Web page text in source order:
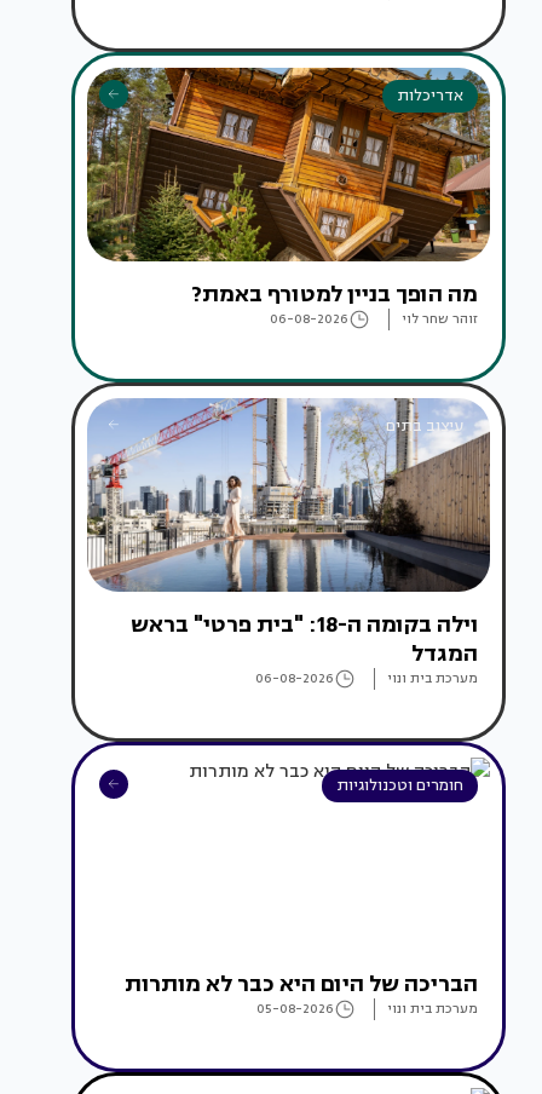
אדריכלות
מה הופך בניין למטורף באמת?
זוהר שחר לוי 06-08-2026
עיצוב בתים
וילה בקומה ה-18: "בית פרטי" בראש
המגדל
מערכת בית ונוי 06-08-2026
חומרים וטכנולוגיות
הבריכה של היום היא כבר לא מותרות
מערכת בית ונוי 05-08-2026